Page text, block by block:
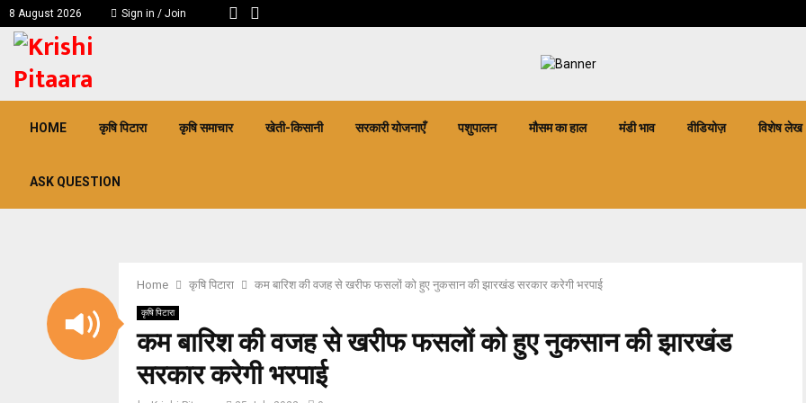
8 August 2026 Sign in / Join
HOME कृषि पिटारा कृषि समाचार खेती-किसानी सरकारी योजनाएँ पशुपालन मौसम का हाल मंडी भाव वीडियोज़ विशेष लेख
ASK QUESTION
Home कृषि पिटारा कम बारिश की वजह से खरीफ फसलों को हुए नुकसान की झारखंड सरकार करेगी भरपाई
कृषि पिटारा
कम बारिश की वजह से खरीफ फसलों को हुए नुकसान की झारखंड
सरकार करेगी भरपाई